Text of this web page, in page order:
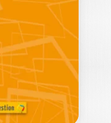
ont connu
ces 10
22,80